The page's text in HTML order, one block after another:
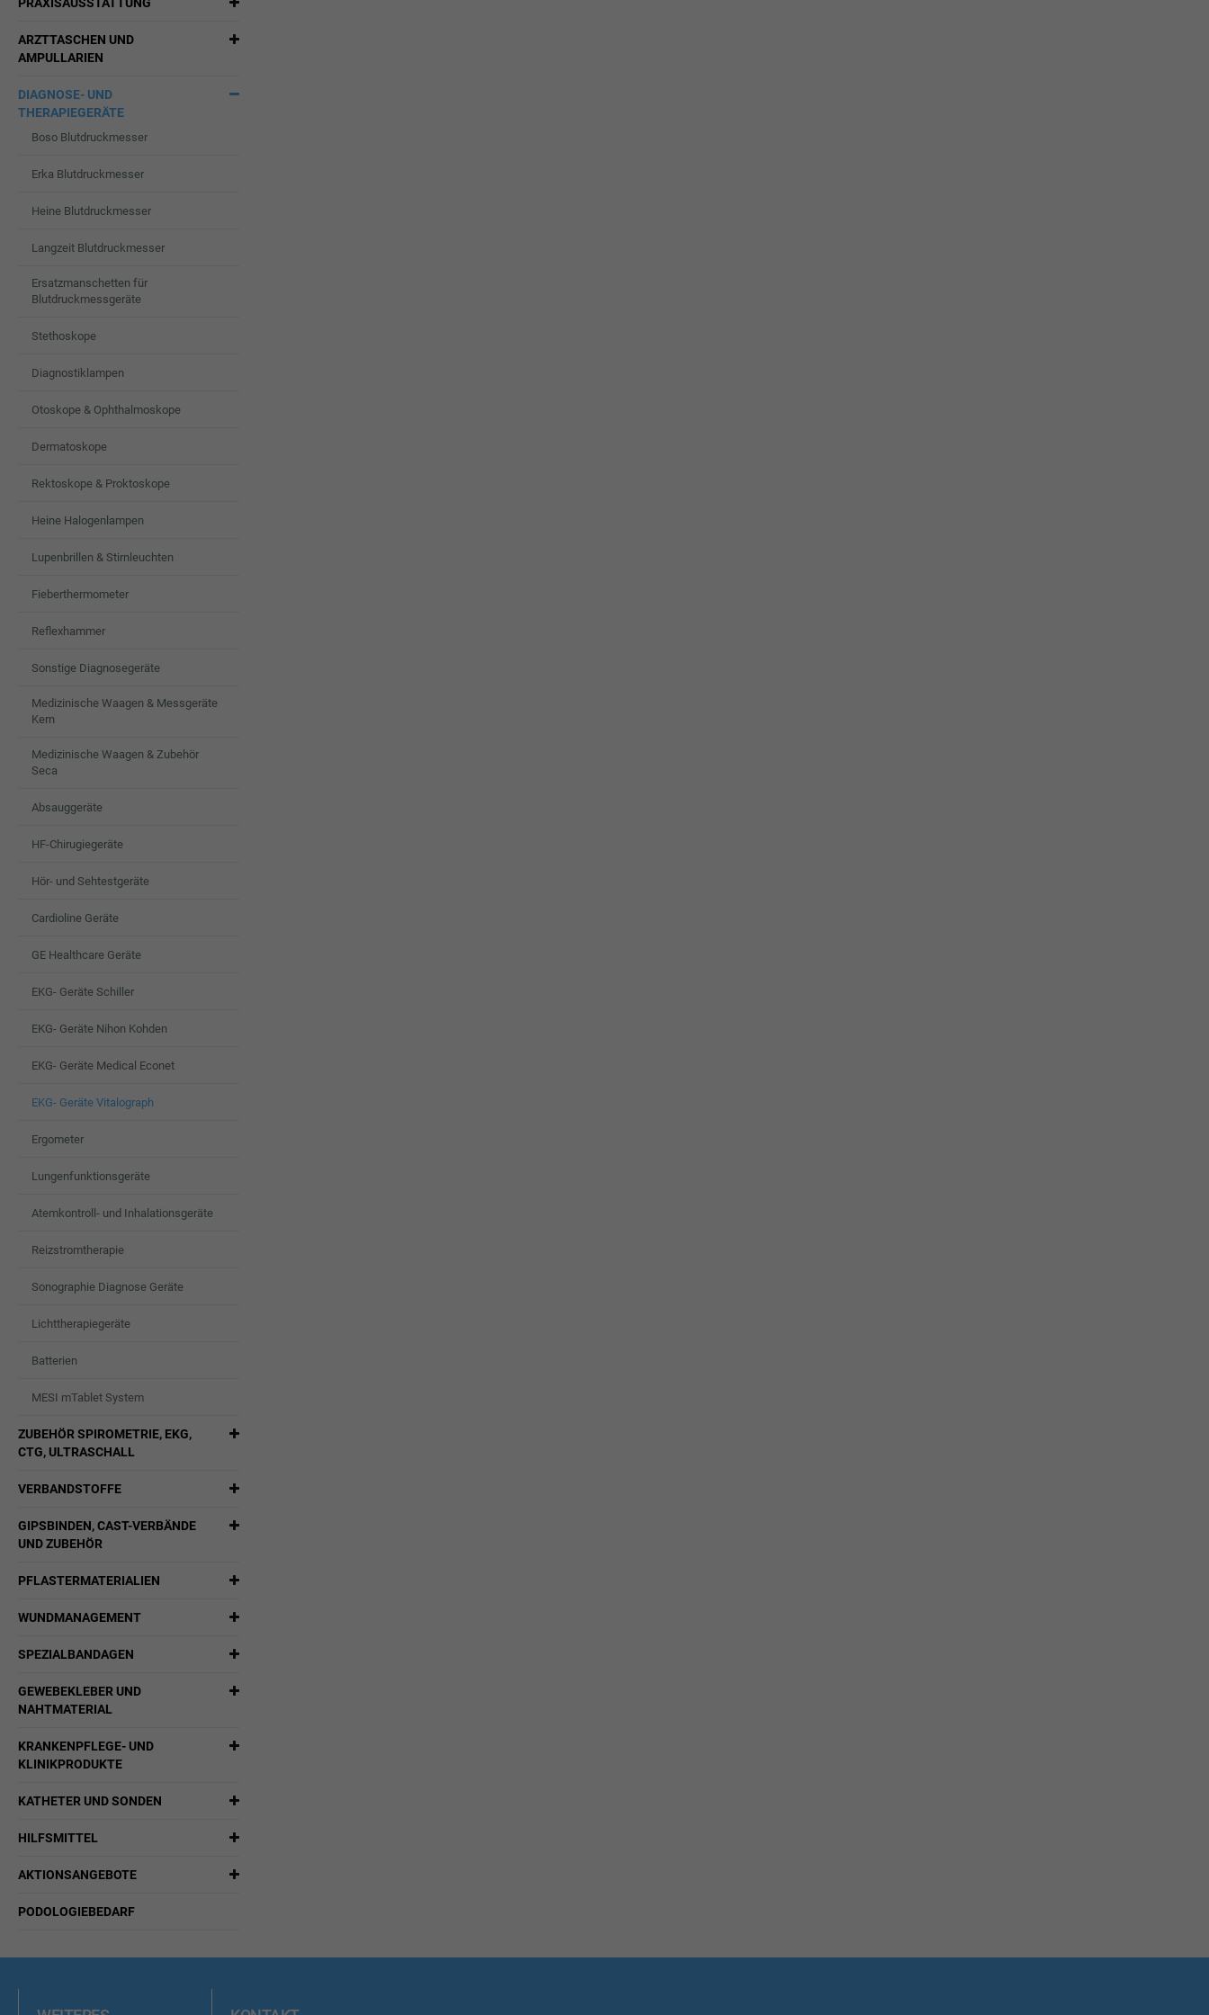
ARZTTASCHEN UND
AMPULLARIEN
DIAGNOSE- UND
THERAPIEGERÄTE
Boso Blutdruckmesser
Erka Blutdruckmesser
Heine Blutdruckmesser
Langzeit Blutdruckmesser
Ersatzmanschetten für
Blutdruckmessgeräte
Stethoskope
Diagnostiklampen
Otoskope & Ophthalmoskope
Dermatoskope
Rektoskope & Proktoskope
Heine Halogenlampen
Lupenbrillen & Stirnleuchten
Fieberthermometer
Reflexhammer
Sonstige Diagnosegeräte
Medizinische Waagen & Messgeräte
Kern
Medizinische Waagen & Zubehör
Seca
Absauggeräte
HF-Chirugiegeräte
Hör- und Sehtestgeräte
Cardioline Geräte
GE Healthcare Geräte
EKG- Geräte Schiller
EKG- Geräte Nihon Kohden
EKG- Geräte Medical Econet
EKG- Geräte Vitalograph
Ergometer
Lungenfunktionsgeräte
Atemkontroll- und Inhalationsgeräte
Reizstromtherapie
Sonographie Diagnose Geräte
Lichttherapiegeräte
Batterien
MESI mTablet System
ZUBEHÖR SPIROMETRIE, EKG,
CTG, ULTRASCHALL
VERBANDSTOFFE
GIPSBINDEN, CAST-VERBÄNDE
UND ZUBEHÖR
PFLASTERMATERIALIEN
WUNDMANAGEMENT
SPEZIALBANDAGEN
GEWEBEKLEBER UND
NAHTMATERIAL
KRANKENPFLEGE- UND
KLINIKPRODUKTE
KATHETER UND SONDEN
HILFSMITTEL
AKTIONSANGEBOTE
PODOLOGIEBEDARF